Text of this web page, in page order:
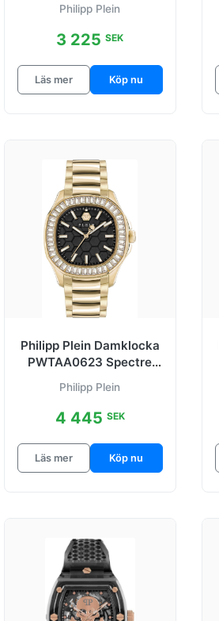
stål
Philipp Plein
3 225SEK
Läs mer Köp nu
Philipp Plein Damklocka
PWTAA0623 Spectre
Philipp Plein
4 445 SEK
Läs mer Köp nu